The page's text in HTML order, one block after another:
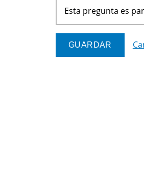
Esta pregunta es